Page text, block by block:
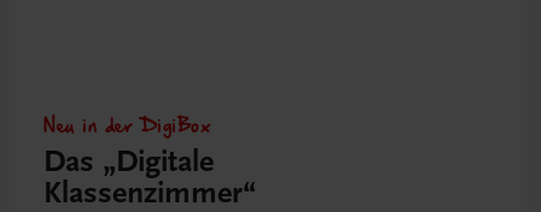
Neu in der DigiBox
Das „Digitale
Klassenzimmer“